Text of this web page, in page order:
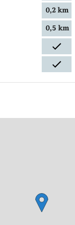
0,2 km
0,5 km